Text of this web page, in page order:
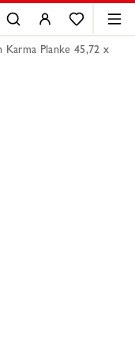
Karma Planke 45,72 x